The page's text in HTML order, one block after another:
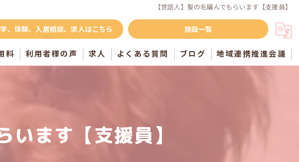
【世話人】髪の毛編んでもらいます【支援員】
、体験、入居相談、求人はこちら 施設一覧
棟)
料 利用者様の声 求人 よくある質問 ブログ 地域連携推進会議
ます【支援員】